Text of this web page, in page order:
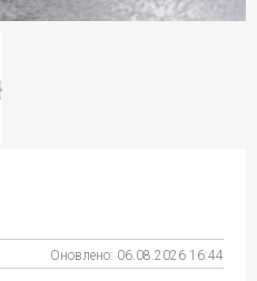
Оновлено: 06.08.2026 16:44